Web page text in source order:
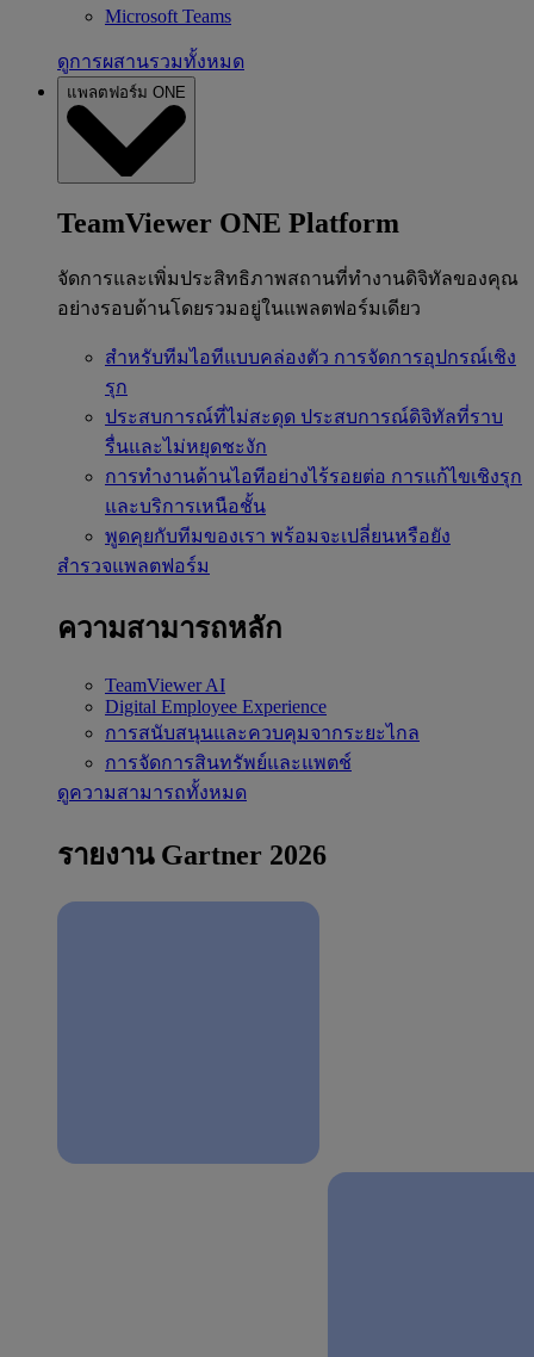
Microsoft Teams
ดูการผสานรวมทั้งหมด
แพลตฟอร์ม ONE
TeamViewer ONE Platform
จัดการและเพิ่มประสิทธิภาพสถานที่ทำงานดิจิทัลของคุณ
อย่างรอบด้านโดยรวมอยู่ในแพลตฟอร์มเดียว
สำหรับทีมไอทีแบบคล่องตัว การจัดการอุปกรณ์เชิง
รุก
ประสบการณ์ที่ไม่สะดุด ประสบการณ์ดิจิทัลที่ราบ
รื่นและไม่หยุดชะงัก
การทำงานด้านไอทีอย่างไร้รอยต่อ การแก้ไขเชิงรุก
และบริการเหนือชั้น
พูดคุยกับทีมของเรา พร้อมจะเปลี่ยนหรือยัง
สำรวจแพลตฟอร์ม
ความสามารถหลัก
TeamViewer AI
Digital Employee Experience
การสนับสนุนและควบคุมจากระยะไกล
การจัดการสินทรัพย์และแพตช์
ดูความสามารถทั้งหมด
รายงาน Gartner 2026